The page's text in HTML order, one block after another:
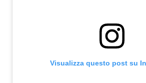
CulturaVisualizza questo post su